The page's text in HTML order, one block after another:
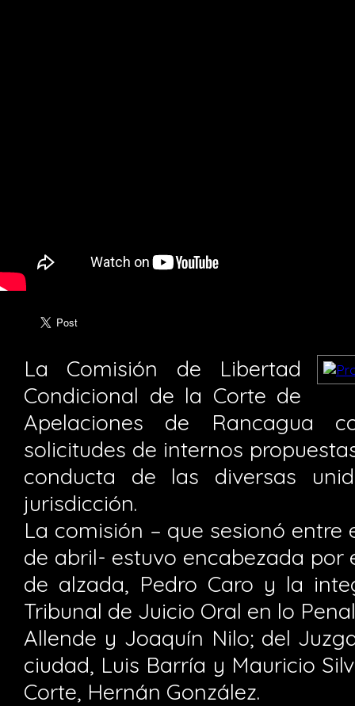
La Comisión de Libertad
Condicional de la Corte de
Apelaciones de Rancagua
solicitudes de internos
conducta de las diversas
jurisdicción.
La comisión – que sesionó entre
de abril- estuvo encabezada por
de alzada, Pedro Caro y la
Tribunal de Juicio Oral en lo
Allende y Joaquín Nilo; del
ciudad, Luis Barría y Mauricio
Corte, Hernán González.